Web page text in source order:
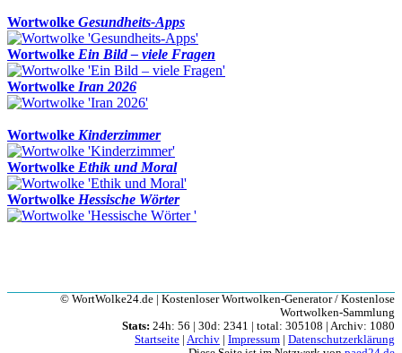
Wortwolke Gesundheits-Apps
Wortwolke Ein Bild – viele Fragen
Wortwolke Iran 2026
Wortwolke Kinderzimmer
Wortwolke Ethik und Moral
Wortwolke Hessische Wörter
© WortWolke24.de | Kostenloser Wortwolken-Generator / Kostenlose
Wortwolken-Sammlung
Stats: 24h: 56 | 30d: 2341 | total: 305108 | Archiv: 1080
Startseite | Archiv | Impressum | Datenschutzerklärung